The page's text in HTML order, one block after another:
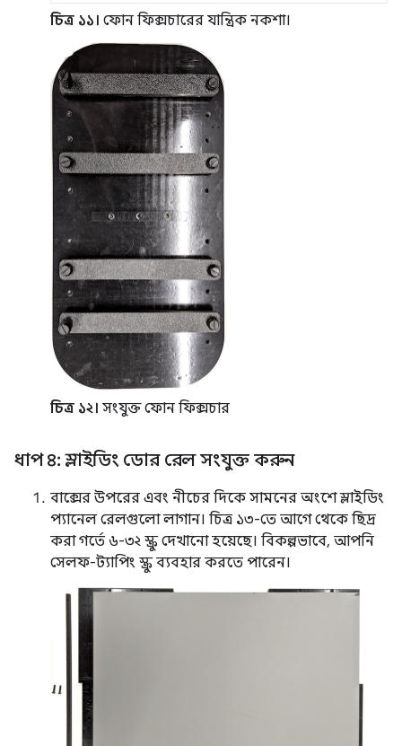
চিত্র ১১। ফোন ফিক্সচারের যান্ত্রিক নকশা।
চিত্র ১২। সংযুক্ত ফোন ফিক্সচার
ধাপ ৪: স্লাইডিং ডোর রেল সংযুক্ত করুন
বাক্সের উপরের এবং নীচের দিকে সামনের অংশে স্লাইডিং
প্যানেল রেলগুলো লাগান। চিত্র ১৩-তে আগে থেকে ছিদ্র
করা গর্তে ৬-৩২ স্ক্রু দেখানো হয়েছে। বিকল্পভাবে, আপনি
সেলফ-ট্যাপিং স্ক্রু ব্যবহার করতে পারেন।